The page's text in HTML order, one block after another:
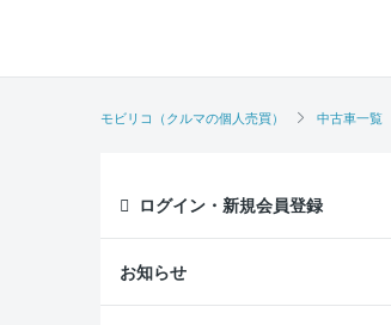
モビリコ（クルマの個人売買） 中古車一覧
ログイン・新規会員登録
お知らせ